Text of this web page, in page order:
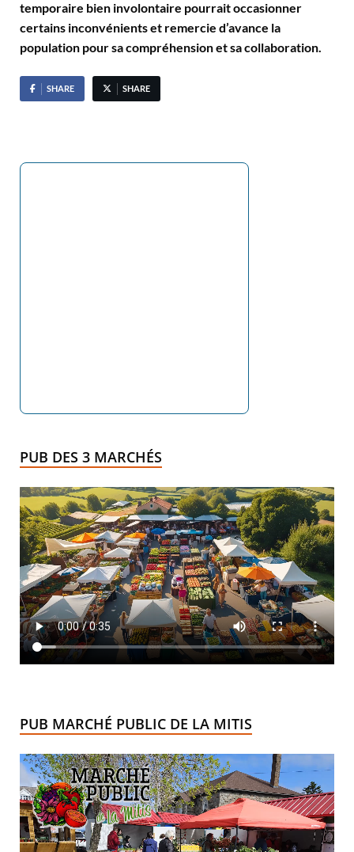
temporaire bien involontaire pourrait occasionner
certains inconvénients et remercie d’avance la
population pour sa compréhension et sa collaboration.
SHARE SHARE
PUB DES 3 MARCHÉS
PUB MARCHÉ PUBLIC DE LA MITIS